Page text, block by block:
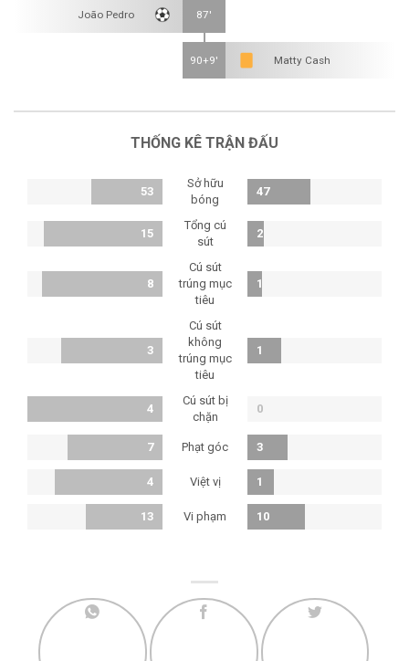
João Pedro 87'
90+9' Matty Cash
THỐNG KÊ TRẬN ĐẤU
53
Sở hữu
bóng
47
15
Tổng cú
sút
2
8
Cú sút
trúng mục
tiêu
1
3
Cú sút
không
trúng mục
tiêu
1
4
Cú sút bị
chặn
0
7 Phạt góc 3
4 Việt vị 1
13 Vi phạm 10